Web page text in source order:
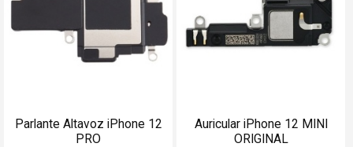
Parlante Altavoz iPhone 12
PRO
Auricular iPhone 12 MINI
ORIGINAL